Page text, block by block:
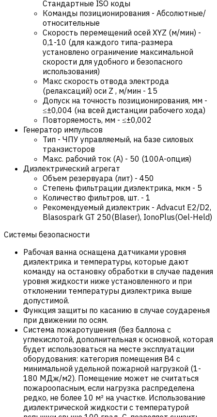
Стандартные ISO коды
Команды позиционирования - Абсолютные/
относительные
Cкорость перемещений осей XYZ (м/мин) -
0,1-10 (для каждого типа-размера
установлено ограничение максимальной
скорости для удобного и безопасного
использования)
Макс скорость отвода электрода
(релаксаций) оси Z , м/мин - 15
Допуск на точность позиционирования, мм -
≤±0,004 (на всей дистанции рабочего хода)
Повторяемость, мм - ≤±0,002
Генератор импульсов
Тип - ЧПУ управляемый, на базе силовых
транзисторов
Макс. рабочий ток (А) - 50 (100А-опция)
Диэлектрический агрегат
Объем резервуара (лит) - 450
Степень фильтрации диэлектрика, мкм - 5
Количество фильтров, шт. - 1
Рекомендуемый диэлектрик - Advacut E2/D2,
Blasospark GT 250(Blaser), IonoPlus(Oel-Held)
Системы безопасности
Рабочая ванна оснащена датчиками уровня
диэлектрика и температуры, которые дают
команду на остановку обработки в случае падения
уровня жидкости ниже установленного и при
отклонении температуры диэлектрика выше
допустимой.
Функция защиты по касанию в случае соударенья
при движении по осям.
Система пожаротушения (без баллона с
углекислотой, дополнительная к основной, которая
будет использоваться на месте эксплуатации
оборудования: категория помещения В4 с
минимальной удельной пожарной нагрузкой (1-
180 МДж/м2). Помещение может не считаться
пожароопасным, если нагрузка распределена
редко, не более 10 м² на участке. Использование
диэлектрической жидкости с температурой